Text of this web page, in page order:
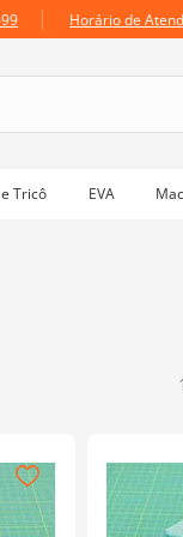
Horário de
Tricô EVA